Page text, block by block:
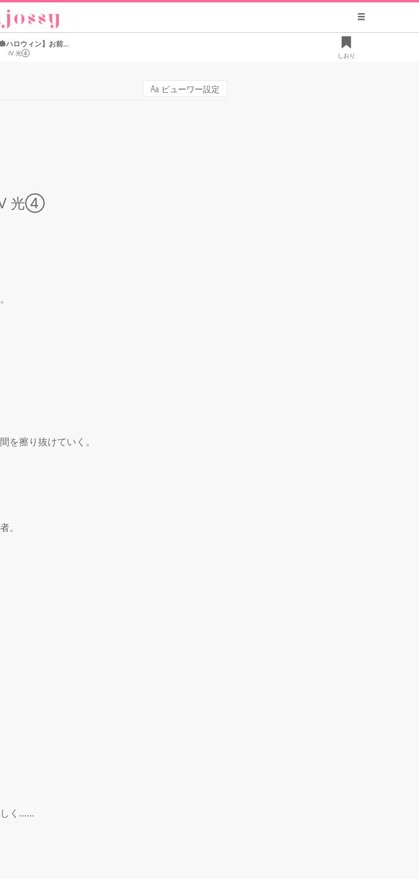
ハロウィン】お前...
Ⅳ 光④ しおり
ビューワー設定
光④
を擦り抜けていく。
。
しく……